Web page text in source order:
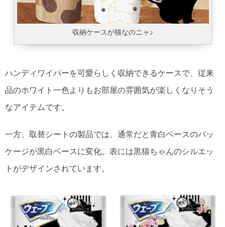
収納ケースが猫なのニャ♪
ハンディワイパーを可愛らしく収納できるケースで、従来
品のホワイト一色よりもお部屋の雰囲気が楽しくなりそう
なアイテムです。
一方、取替シートの製品では、通常だと青白ベースのパッ
ケージが黒白ベースに変化。表には黒猫ちゃんのシルエッ
トがデザインされています。